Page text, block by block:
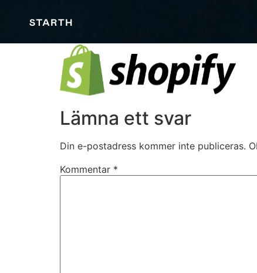
Lämna ett svar
Din e-postadress kommer inte publiceras.
Kommentar *